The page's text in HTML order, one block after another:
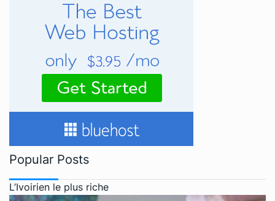
Popular Posts
L’Ivoirien le plus riche